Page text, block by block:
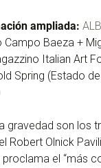
ampliada:
Campo Baeza +
Italian Art
Spring (Estado
gravedad son los
Robert Olnick
el “más